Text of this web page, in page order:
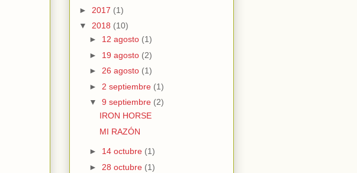
► 2017 (1)
▼ 2018 (10)
► 12 agosto (1)
► 19 agosto (2)
► 26 agosto (1)
► 2 septiembre (1)
▼ 9 septiembre (2)
IRON HORSE
MI RAZÓN
► 14 octubre (1)
► 28 octubre (1)